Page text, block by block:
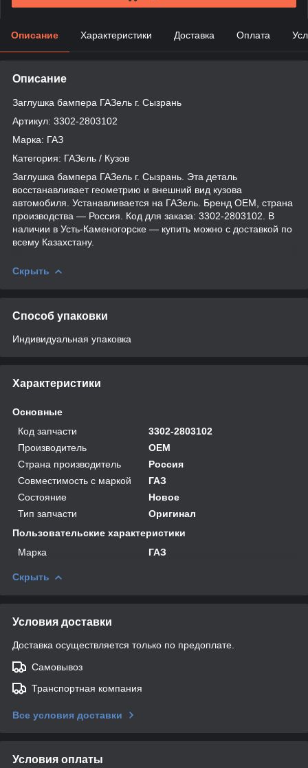
Описание Характеристики Доставка Оплата
Описание
Заглушка бампера ГАЗель г. Сызрань
Артикул: 3302-2803102
Марка: ГАЗ
Категория: ГАЗель / Кузов
Заглушка бампера ГАЗель г. Сызрань. Эта деталь
восстанавливает геометрию и внешний вид кузова
автомобиля. Устанавливается на ГАЗель. Бренд OEM, страна
производства — Россия. Код для заказа: 3302-2803102. В
наличии в Усть-Каменогорске — купить можно с доставкой по
всему Казахстану.
Скрыть
Способ упаковки
Индивидуальная упаковка
Характеристики
Основные
Код запчасти
3302-2803102
Производитель
OEM
Страна производитель
Россия
Совместимость с маркой
ГАЗ
Состояние
Новое
Тип запчасти
Оригинал
Пользовательские характеристики
Марка
ГАЗ
Скрыть
Условия доставки
Доставка осуществляется только по предоплате.
Самовывоз
Транспортная компания
Все условия доставки
Условия оплаты